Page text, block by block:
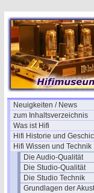
Neuigkeiten / News
zum Inhaltsverzeichnis
Was ist Hifi
Hifi Historie und
Hifi Wissen und Technik
Die Audio-Qualität
Die Studio-Qualität
Die Studio Technik
Grundlagen der